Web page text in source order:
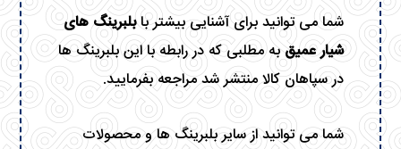
شما می توانید برای آشنایی بیشتر با بلبرینگ های
شیار عمیقبه مطلبی که در رابطه با این بلبرینگ ها
در سپاهان کالا منتشر شد مراجعه بفرمایید.
شما می توانید از سایر بلبرینگ ها و محصولات